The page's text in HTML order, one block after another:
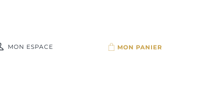
MON ESPACE